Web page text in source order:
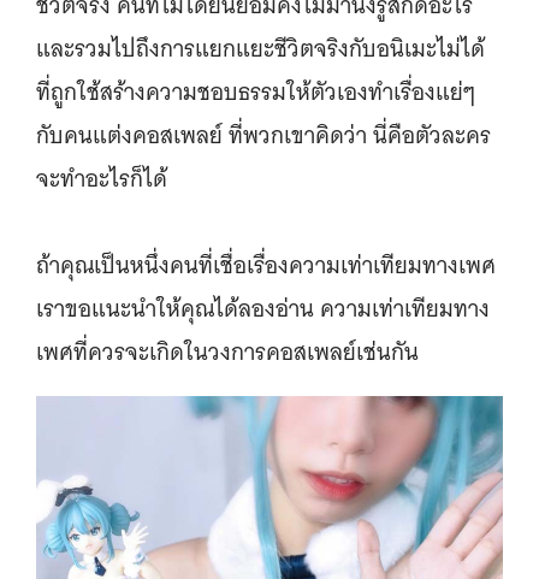
และรวมไปถึงการแยกแยะชีวิตจริงกับอนิเมะไม่ได้
ที่ถูกใช้สร้างความชอบธรรมให้ตัวเองทำเรื่องแย่ๆ
กับคนแต่งคอสเพลย์ ที่พวกเขาคิดว่า นี่คือตัวละคร
จะทำอะไรก็ได้
ถ้าคุณเป็นหนึ่งคนที่เชื่อเรื่องความเท่าเทียมทางเพศ
เราขอแนะนำให้คุณได้ลองอ่าน ความเท่าเทียมทาง
เพศที่ควรจะเกิดในวงการคอสเพลย์เช่นกัน